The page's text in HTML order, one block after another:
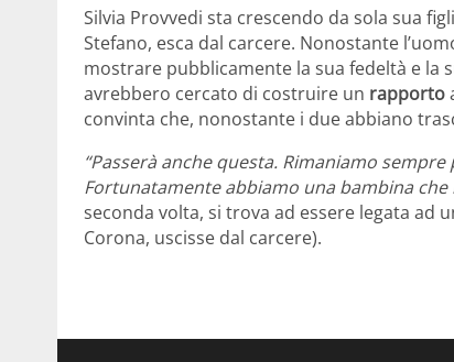
Silvia Provvedi sta crescendo da sola sua
Stefano, esca dal carcere. Nonostante
mostrare pubblicamente la sua fedeltà e la
avrebbero cercato di costruire un rapporto
convinta che, nonostante i due abbiano
“Passerà anche questa. Rimaniamo
Fortunatamente abbiamo una bambina che
seconda volta, si trova ad essere legata ad
Corona, uscisse dal carcere).